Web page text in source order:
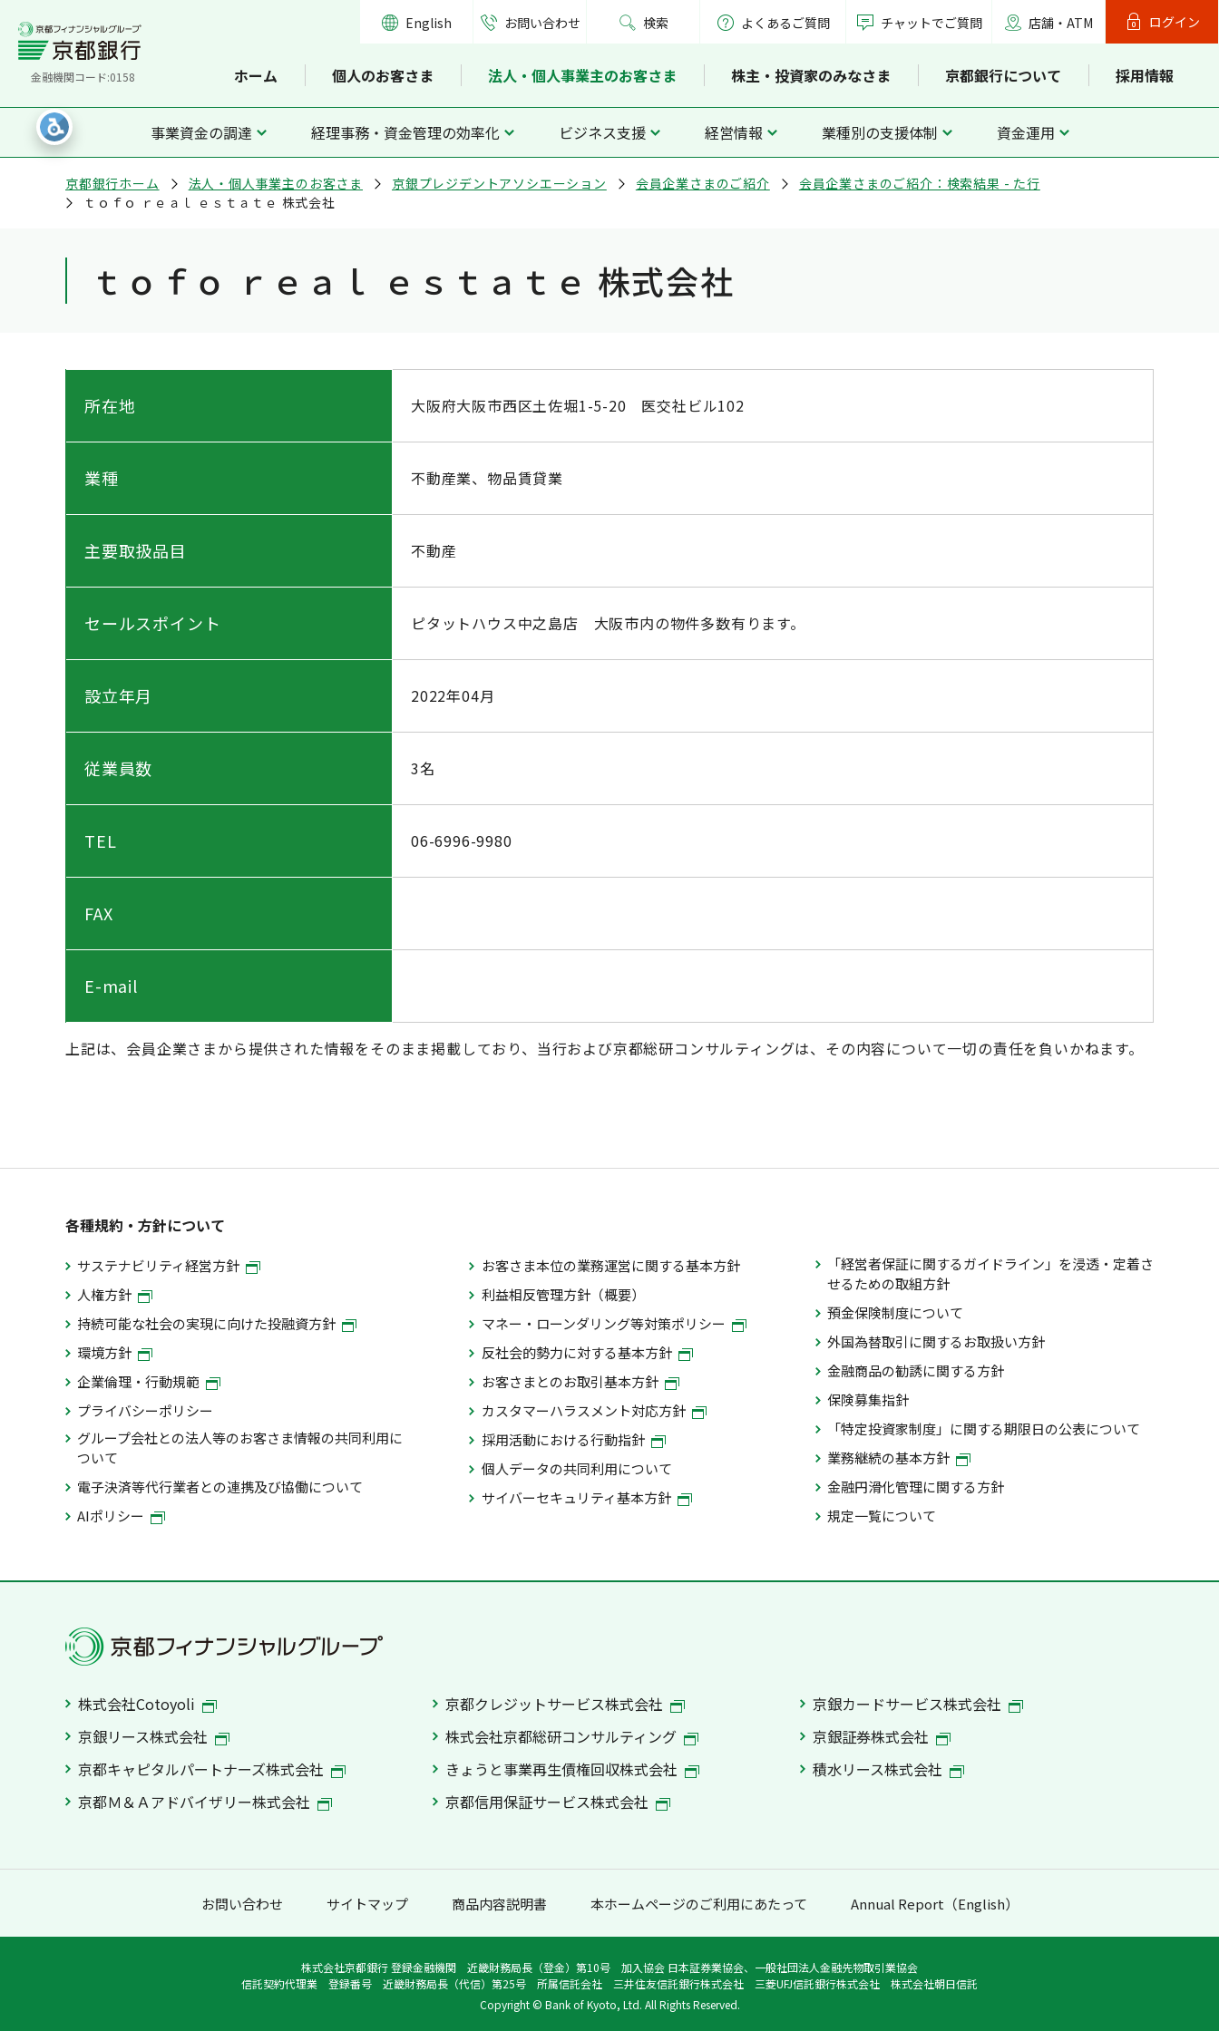
金融機関コード:0158
English お問い合わせ 検索 よくあるご質問 チャットでご質問 店舗・ATM ログイン
ホーム 個人のお客さま 法人・個人事業主のお客さま 株主・投資家のみなさま 京都銀行について 採用情報
事業資金の調達 経理事務・資金管理の効率化 ビジネス支援 経営情報 業種別の支援体制 資金運用
京都銀行ホーム 法人・個人事業主のお客さま 京銀プレジデントアソシエーション 会員企業さまのご紹介
会員企業さまのご紹介：検索結果 - た行
ｔｏｆｏ ｒｅａｌ ｅｓｔａｔｅ 株式会社
ｔｏｆｏ ｒｅａｌ ｅｓｔａｔｅ 株式会社
所在地 大阪府大阪市西区土佐堀1-5-20 医交社ビル102
業種 不動産業、物品賃貸業
主要取扱品目 不動産
セールスポイント ピタットハウス中之島店 大阪市内の物件多数有ります。
設立年月 2022年04月
従業員数 3名
TEL 06-6996-9980
FAX
E-mail
上記は、会員企業さまから提供された情報をそのまま掲載しており、当行および京都総研コンサルティングは、その内容について一切の責任を負いかねます。
各種規約・方針について
サステナビリティ経営方針
人権方針
持続可能な社会の実現に向けた投融資方針
環境方針
企業倫理・行動規範
プライバシーポリシー
グループ会社との法人等のお客さま情報の共同利用に
ついて
電子決済等代行業者との連携及び協働について
AIポリシー
お客さま本位の業務運営に関する基本方針
利益相反管理方針（概要）
マネー・ローンダリング等対策ポリシー
反社会的勢力に対する基本方針
お客さまとのお取引基本方針
カスタマーハラスメント対応方針
採用活動における行動指針
個人データの共同利用について
サイバーセキュリティ基本方針
「経営者保証に関するガイドライン」を浸透・定着さ
せるための取組方針
預金保険制度について
外国為替取引に関するお取扱い方針
金融商品の勧誘に関する方針
保険募集指針
「特定投資家制度」に関する期限日の公表について
業務継続の基本方針
金融円滑化管理に関する方針
規定一覧について
株式会社Cotoyoli 京都クレジットサービス株式会社
京銀カードサービス株式会社
京銀リース株式会社
株式会社京都総研コンサルティング
京銀証券株式会社
京都キャピタルパートナーズ株式会社
きょうと事業再生債権回収株式会社
積水リース株式会社
京都Ｍ＆Ａアドバイザリー株式会社
京都信用保証サービス株式会社
お問い合わせ サイトマップ 商品内容説明書 本ホームページのご利用にあたって Annual Report（English）
株式会社京都銀行 登録金融機関 近畿財務局長（登金）第10号 加入協会 日本証券業協会、一般社団法人金融先物取引業協会
信託契約代理業 登録番号 近畿財務局長（代信）第25号 所属信託会社 三井住友信託銀行株式会社 三菱UFJ信託銀行株式会社 株式会社朝日信託
Copyright © Bank of Kyoto, Ltd. All Rights Reserved.